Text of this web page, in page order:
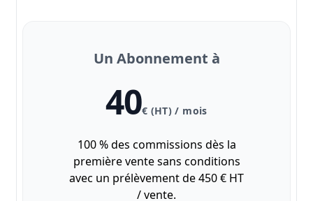
Un Abonnement à
40€ (HT) / mois
100 % des commissions dès la
première vente sans conditions
avec un prélèvement de 450 € HT
/ vente.